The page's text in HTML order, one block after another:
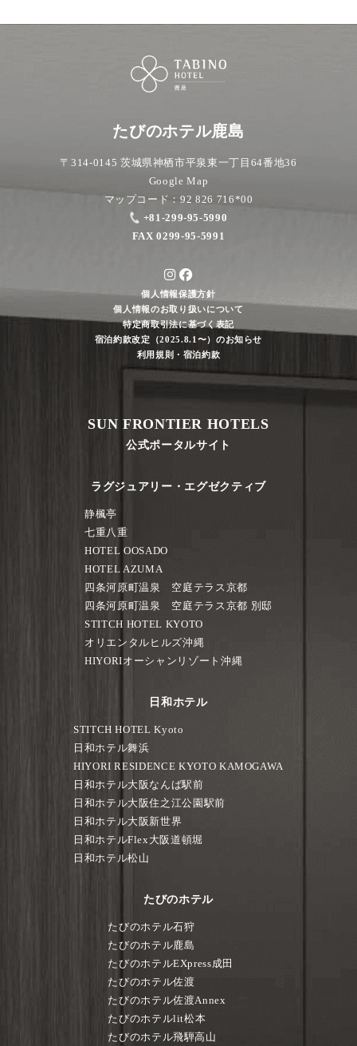
たびのホテル鹿島
〒314-0145 茨城県神栖市平泉東一丁目64番地36
Google Map
マップコード：92 826 716*00
+81-299-95-5990
FAX 0299-95-5991
個人情報保護方針
個人情報のお取り扱いについて
特定商取引法に基づく表記
宿泊約款改定（2025.8.1〜）のお知らせ
利用規則・宿泊約款
SUN FRONTIER HOTELS
公式ポータルサイト
ラグジュアリー・エグゼクティブ
静楓亭
七重八重
HOTEL OOSADO
HOTEL AZUMA
四条河原町温泉 空庭テラス京都
四条河原町温泉 空庭テラス京都 別邸
STITCH HOTEL KYOTO
オリエンタルヒルズ沖縄
HIYORIオーシャンリゾート沖縄
日和ホテル
STITCH HOTEL Kyoto
日和ホテル舞浜
HIYORI RESIDENCE KYOTO KAMOGAWA
日和ホテル大阪なんば駅前
日和ホテル大阪住之江公園駅前
日和ホテル大阪新世界
日和ホテルFlex大阪道頓堀
日和ホテル松山
たびのホテル
たびのホテル石狩
たびのホテル鹿島
たびのホテルEXpress成田
たびのホテル佐渡
たびのホテル佐渡Annex
たびのホテルlit松本
たびのホテル飛騨高山